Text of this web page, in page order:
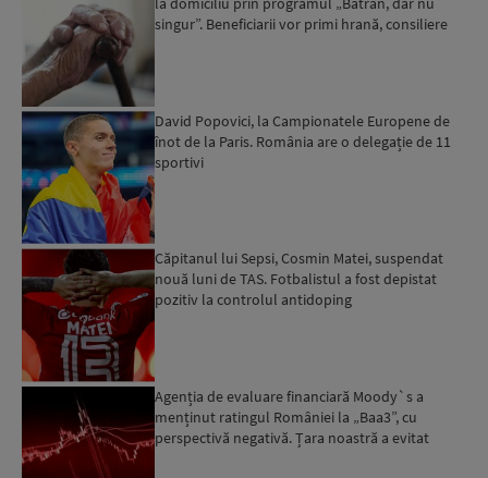
singur”. Beneficiarii vor primi hrană, consiliere
David Popovici, la Campionatele Europene de
înot de la Paris. România are o delegație de 11
sportivi
Căpitanul lui Sepsi, Cosmin Matei, suspendat
nouă luni de TAS. Fotbalistul a fost depistat
pozitiv la controlul antidoping
Agenția de evaluare financiară Moody`s a
menținut ratingul României la „Baa3”, cu
perspectivă negativă. Țara noastră a evitat